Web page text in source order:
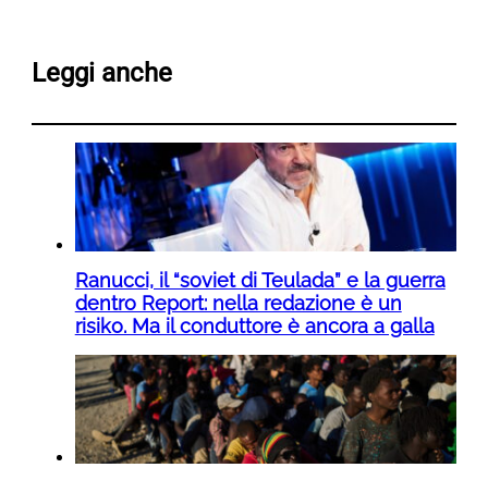
Leggi anche
Ranucci, il “soviet di Teulada” e la guerra
dentro Report: nella redazione è un
risiko. Ma il conduttore è ancora a galla